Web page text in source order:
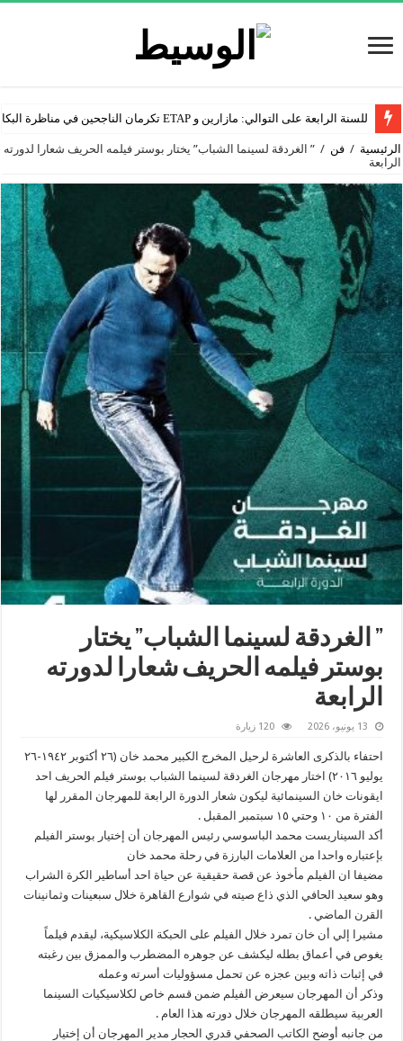
للسنة الرابعة على التوالي: مازارين و ETAP تكرمان الناجحين في مناظرة البكالوريا
الرئيسية / فن / ” الغردقة لسينما الشباب” يختار بوستر فيلمه الحريف شعارا لدورته
الرابعة
” الغردقة لسينما الشباب” يختار
بوستر فيلمه الحريف شعارا لدورته
الرابعة
13 يونيو، 2026 120 زيارة
احتفاء بالذكرى العاشرة لرحيل المخرج الكبير محمد خان (٢٦ أكتوبر ١٩٤٢-٢٦
يوليو ٢٠١٦) اختار مهرجان الغردقة لسينما الشباب بوستر فيلم الحريف احد
ايقونات خان السينمائية ليكون شعار الدورة الرابعة للمهرجان المقرر لها
الفترة من ١٠ وحتي ١٥ سبتمبر المقبل .
أكد السيناريست محمد الباسوسي رئيس المهرجان أن إختيار بوستر الفيلم
بإعتباره واحدا من العلامات البارزة في رحلة محمد خان
مضيفا ان الفيلم مأخوذ عن قصة حقيقية عن حياة احد أساطير الكرة الشراب
وهو سعيد الحافي الذي ذاع صيته في شوارع القاهرة خلال سبعينات وثمانينات
القرن الماضي .
مشيرا إلي أن خان تمرد خلال الفيلم على الحبكة الكلاسيكية، ليقدم فيلماً
يغوص في أعماق بطله ليكشف عن جوهره المضطرب والممزق بين رغبته
في إثبات ذاته وبين عجزه عن تحمل مسؤوليات أسرته وعمله
وذكر أن المهرجان سيعرض الفيلم ضمن قسم خاص لكلاسيكيات السينما
العربية سيطلقه المهرجان خلال دورته هذا العام .
من جانبه أوضح الكاتب الصحفي قدري الحجار مدير المهرجان أن إختيار